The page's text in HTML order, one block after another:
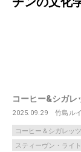
コーヒー&シガレ
2025.09.29 竹島ルイ
コーヒー＆シガレッツ
スティーヴン・ライト